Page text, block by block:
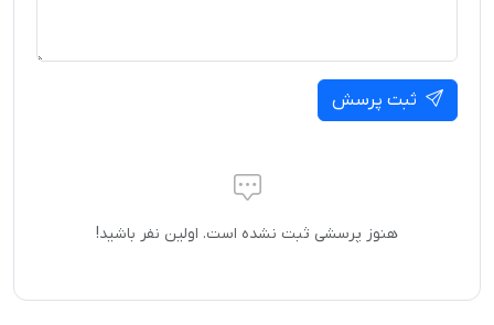
ثبت پرسش
هنوز پرسشی ثبت نشده است. اولین نفر باشید!